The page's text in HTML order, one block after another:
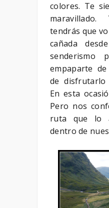
colores. Te
tendrás que
cañada
empaparte
de disfrutarlo
En esta
Pero nos
ruta que lo
dentro de